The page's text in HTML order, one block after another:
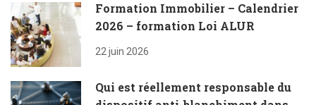
Formation Immobilier – Calendrier
2026 – formation Loi ALUR
22 juin 2026
Qui est réellement responsable du